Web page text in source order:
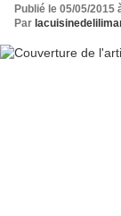
Publié le 05/05/2015
Par